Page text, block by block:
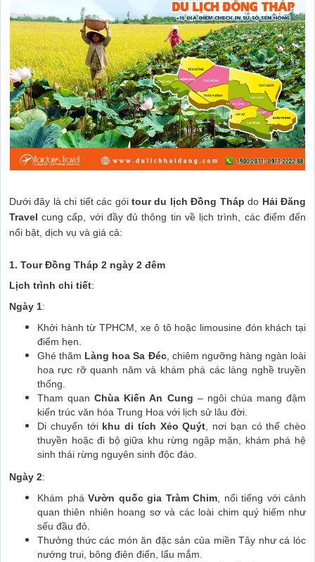
Dưới đây là chi tiết các gói tour du lịch Đồng Tháp do Hải Đăng
Travel cung cấp, với đầy đủ thông tin về lịch trình, các điểm đến
nổi bật, dịch vụ và giá cả:
1. Tour Đồng Tháp 2 ngày 2 đêm
Lịch trình chi tiết:
Ngày 1:
Khởi hành từ TPHCM, xe ô tô hoặc limousine đón khách tại
điểm hẹn.
Ghé thăm Làng hoa Sa Đéc, chiêm ngưỡng hàng ngàn loài
hoa rực rỡ quanh năm và khám phá các làng nghề truyền
thống.
Tham quanChùa Kiến An Cung – ngôi chùa mang đậm
kiến trúc văn hóa Trung Hoa với lịch sử lâu đời.
Di chuyển tới khu di tích Xẻo Quýt, nơi bạn có thể chèo
thuyền hoặc đi bộ giữa khu rừng ngập mặn, khám phá hệ
sinh thái rừng nguyên sinh độc đáo.
Ngày 2:
Khám phá Vườn quốc gia Tràm Chim, nổi tiếng với cảnh
quan thiên nhiên hoang sơ và các loài chim quý hiếm như
sếu đầu đỏ.
Thưởng thức các món ăn đặc sản của miền Tây như cá lóc
nướng trui, bông điên điển, lẩu mắm.